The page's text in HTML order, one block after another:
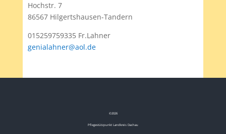
Hochstr. 7
86567 Hilgertshausen-Tandern
015259759335 Fr.Lahner
genialahner@aol.de
©2026
Pflegestützpunkt Landkreis Dachau